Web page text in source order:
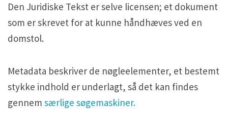
Den Juridiske Tekst er selve licensen; et dokument
som er skrevet for at kunne håndhæves ved en
domstol.
Metadata beskriver de nøgleelementer, et bestemt
stykke indhold er underlagt, så det kan findes
gennem særlige søgemaskiner.